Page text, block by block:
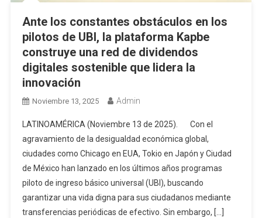
Ante los constantes obstáculos en los
pilotos de UBI, la plataforma Kapbe
construye una red de dividendos
digitales sostenible que lidera la
innovación
Noviembre 13, 2025 Admin
LATINOAMÉRICA (Noviembre 13 de 2025). Con el
agravamiento de la desigualdad económica global,
ciudades como Chicago en EUA, Tokio en Japón y Ciudad
de México han lanzado en los últimos años programas
piloto de ingreso básico universal (UBI), buscando
garantizar una vida digna para sus ciudadanos mediante
transferencias periódicas de efectivo. Sin embargo, […]